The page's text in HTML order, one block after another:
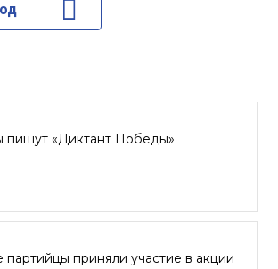
«Диктант Победы»
приняли участие в акции